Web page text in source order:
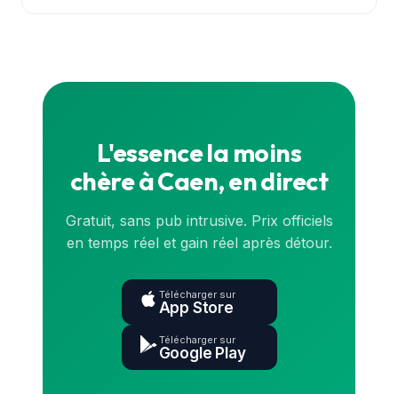
carte
L'essence la moins
chère à Caen, en direct
Gratuit, sans pub intrusive. Prix officiels
en temps réel et gain réel après détour.
Télécharger sur
App Store
Télécharger sur
Google Play